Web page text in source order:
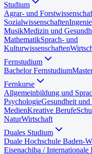
Studium
Agrar- und
Sozialwissenschaften
MusikMedizin und
MathematikSprach- und
Kulturwissenschaften
Fernstudium
Bachelor Fernstudium
Fernkurse
Allgemeinbildung und
PsychologieGesundheit und
MedienKreative Berufe
NaturWirtschaft
Duales Studium
Duale Hochschule Baden-
Eisenachiba / Internationale